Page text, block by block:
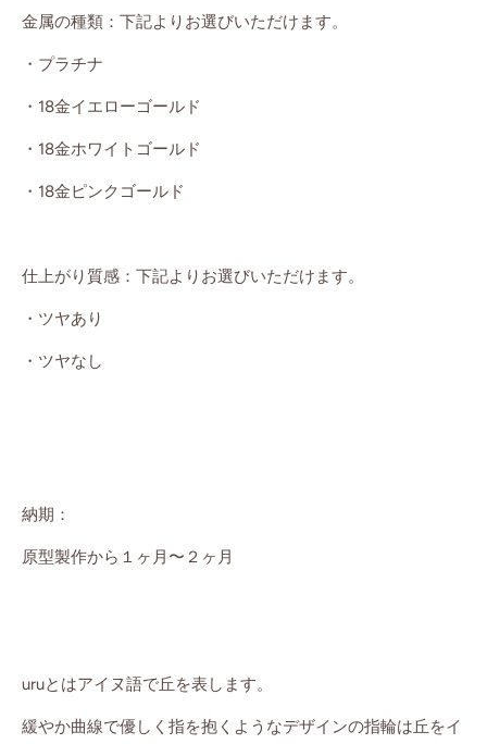
金属の種類：下記よりお選びいただけます。
・プラチナ
・18金イエローゴールド
・18金ホワイトゴールド
・18金ピンクゴールド
仕上がり質感：下記よりお選びいただけます。
・ツヤあり
・ツヤなし
納期：
原型製作から１ヶ月〜２ヶ月
uruとはアイヌ語で丘を表します。
緩やか曲線で優しく指を抱くようなデザインの指輪は丘をイ